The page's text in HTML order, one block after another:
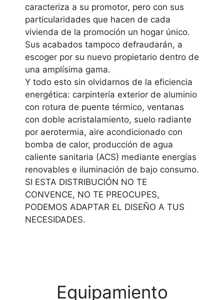
caracteriza a su promotor, pero con sus
particularidades que hacen de cada
vivienda de la promoción un hogar único.
Sus acabados tampoco defraudarán, a
escoger por su nuevo propietario dentro de
una amplísima gama.
Y todo esto sin olvidarnos de la eficiencia
energética: carpintería exterior de aluminio
con rotura de puente térmico, ventanas
con doble acristalamiento, suelo radiante
por aerotermia, aire acondicionado con
bomba de calor, producción de agua
caliente sanitaria (ACS) mediante energías
renovables e iluminación de bajo consumo.
SI ESTA DISTRIBUCIÓN NO TE
CONVENCE, NO TE PREOCUPES,
PODEMOS ADAPTAR EL DISEÑO A TUS
NECESIDADES.
Equipamiento